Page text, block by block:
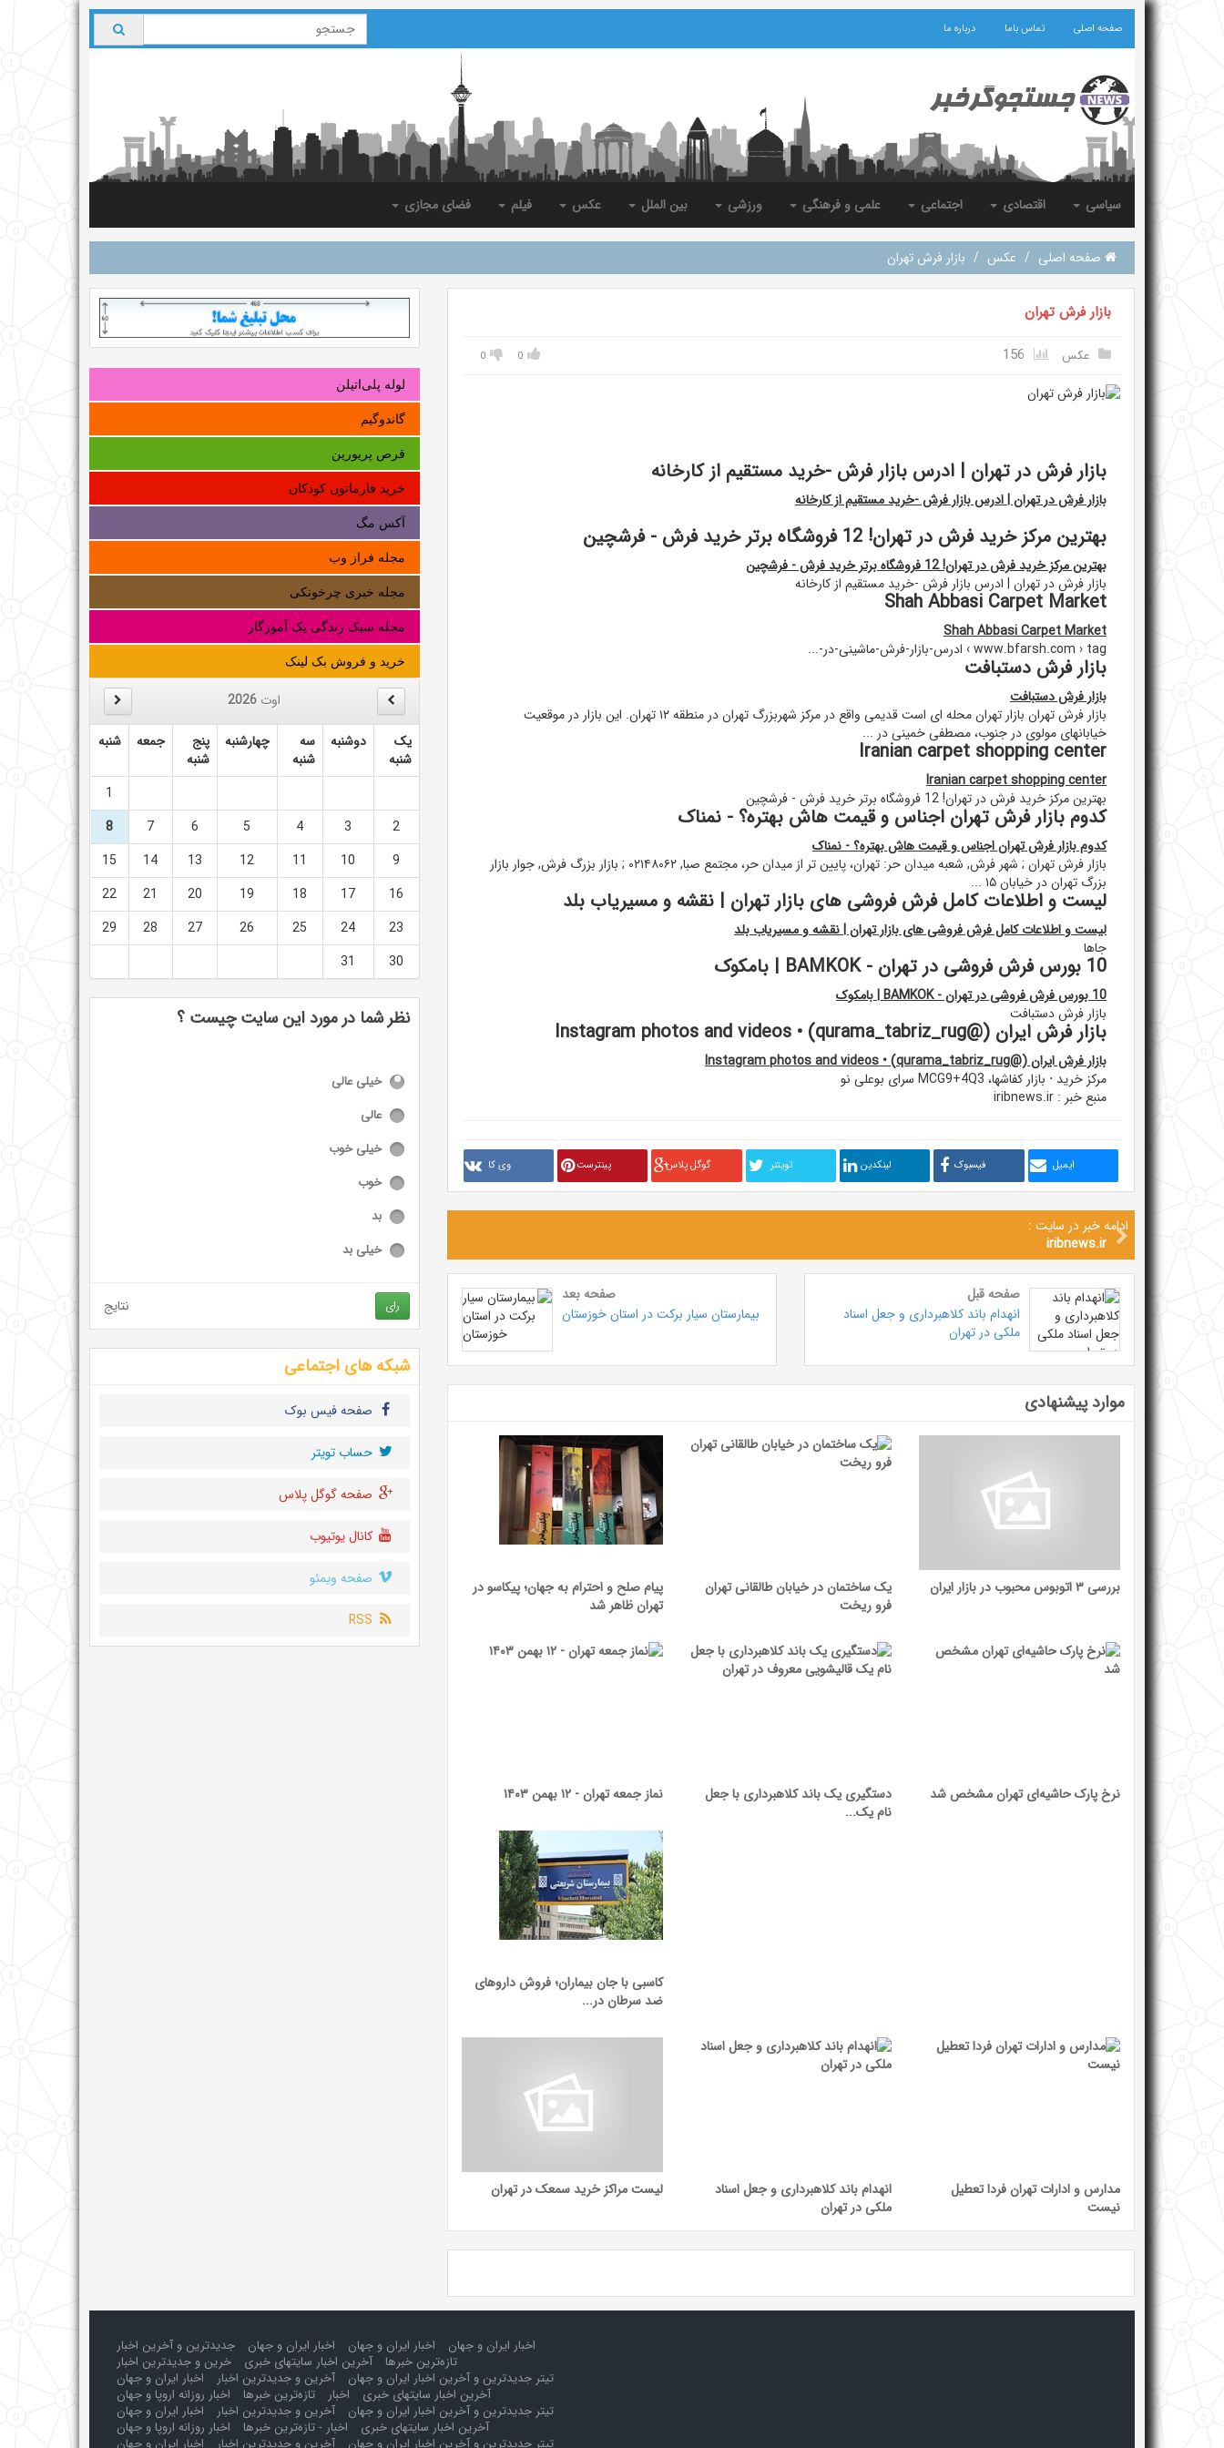
صفحه اصلی تماس باما درباره ما
سیاسی اقتصادی اجتماعی علمی و فرهنگی ورزشی بین الملل عکس فیلم فضای مجازی
صفحه اصلی / عکس / بازار فرش تهران
بازار فرش تهران
عکس 0
0
بازار فرش در تهران | ادرس بازار فرش -خرید مستقیم از کارخانه
بازار فرش در تهران | ادرس بازار فرش -خرید مستقیم از کارخانه
بهترین مرکز خرید فرش در تهران! 12 فروشگاه برتر خرید فرش - فرشچین
بهترین مرکز خرید فرش در تهران! 12 فروشگاه برتر خرید فرش - فرشچین
بازار فرش در تهران | ادرس بازار فرش -خرید مستقیم از کارخانه
Shah Abbasi Carpet Market
Shah Abbasi Carpet Market
www.bfarsh.com › tag › ادرس-بازار-فرش-ماشینی-در-...
بازار فرش دستبافت
بازار فرش دستبافت
بازار فرش تهران بازار تهران محله ای است قدیمی واقع در مرکز شهربزرگ تهران در منطقه ۱۲ تهران. این بازار در موقعیت
خیابانهای مولوی در جنوب، مصطفی خمینی در ...
Iranian carpet shopping center
Iranian carpet shopping center
بهترین مرکز خرید فرش در تهران! 12 فروشگاه برتر خرید فرش - فرشچین
کدوم بازار فرش تهران اجناس و قیمت هاش بهتره؟ - نمناک
کدوم بازار فرش تهران اجناس و قیمت هاش بهتره؟ - نمناک
بازار فرش تهران ; شهر فرش, شعبه میدان حر: تهران، پایین تر از میدان حر، مجتمع صبا, ۰۲۱۴۸۰۶۲ ; بازار بزرگ فرش, جوار بازار
بزرگ تهران در خیابان ۱۵ ...
لیست و اطلاعات کامل فرش فروشی های بازار تهران | نقشه و مسیریاب بلد
لیست و اطلاعات کامل فرش فروشی های بازار تهران | نقشه و مسیریاب بلد
جاها
10 بورس فرش فروشی در تهران - BAMKOK | بامکوک
10 بورس فرش فروشی در تهران - BAMKOK | بامکوک
بازار فرش دستبافت
بازار فرش ایران (@qurama_tabriz_rug) • Instagram photos and videos
بازار فرش ایران (@qurama_tabriz_rug) • Instagram photos and videos
مرکز خرید ⋅ بازار کفاشها، MCG9+4Q3 سرای بوعلی نو
منبع خبر : iribnews.ir
ایمیل فیسبوک لینکدین تويتنر گوگل پلاس پینترست وی کا
ادامه خبر در سایت :
iribnews.ir
صفحه قبل
انهدام باند کلاهبرداری و جعل اسناد
ملکی در تهران
صفحه بعد
بیمارستان سیار برکت در استان خوزستان
موارد پیشنهادی
بررسی ۳ اتوبوس محبوب در بازار ایران
یک ساختمان در خیابان طالقانی تهران
فرو ریخت
پیام صلح و احترام به جهان؛ پیکاسو در
تهران ظاهر شد
نرخ پارک حاشیه‌ای تهران مشخص شد
دستگیری یک باند کلاهبرداری با جعل
نام یک...
نماز جمعه تهران - ۱۲ بهمن ۱۴۰۳
کاسبی با جان بیماران؛ فروش داروهای
ضد سرطان در...
مدارس و ادارات تهران فردا تعطیل
نیست
انهدام باند کلاهبرداری و جعل اسناد
ملکی در تهران
لیست مراکز خرید سمعک در تهران
لوله‌ پلی‌اتیلن
گاندوگیم
قرص پریورین
خرید فارماتون کودکان
آکس مگ
مجله فراز وب
مجله خبری چرخونکی
مجله سبک زندگی یک آموزگار
خرید و فروش بک لینک
اوت 2026
یک
شنبه
دوشنبه
سه
شنبه
چهارشنبه
پنج
شنبه
جمعه شنبه
1
2
3
4
5
6
7
8
9
10
11
12
13
14
15
16
17
18
19
20
21
22
23
24
25
26
27
28
29
30
31
نظر شما در مورد این سایت چیست ؟
خیلی عالی
عالی
خیلی خوب
خوب
بد
خیلی بد
رای نتایج
شبکه های اجتماعی
صفحه فیس بوک
حساب تويتر
صفحه گوگل پلاس
کانال یوتیوب
صفحه ویمئو
اخبار ایران و جهان اخبار ایران و جهان اخبار ایران و جهان
جدیدترین و آخرین اخبار
تازه‌ترین خبرها
آخرین اخبار سایتهای خبری
خرین و جدیدترین اخبار
تیتر جدیدترین و آخرین اخبار ایران و جهان
آخرین و جدیدترین اخبار
اخبار ایران و جهان
آخرین اخبار سایتهای خبری
اخبار تازه‌ترین خبرها
اخبار روزانه اروپا و جهان
تیتر جدیدترین و آخرین اخبار ایران و جهان
آخرین و جدیدترین اخبار
اخبار ایران و جهان
آخرین اخبار سایتهای خبری
اخبار - تازه‌ترین خبرها
اخبار روزانه اروپا و جهان
تیتر جدیدترین و آخرین اخبار ایران و جهان
آخرین و جدیدترین اخبار اخبار ایران و جهان